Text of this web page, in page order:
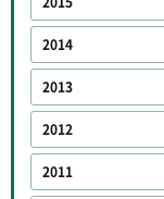
2014
2013
2012
2011